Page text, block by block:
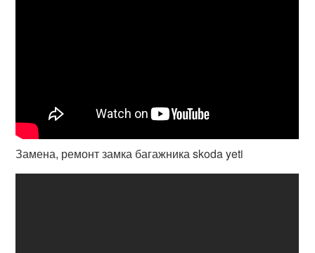
Замена, ремонт замка багажника skoda yeti